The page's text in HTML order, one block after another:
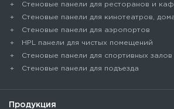
Стеновые панели для ресторанов и
Стеновые панели для кинотеатров,
Стеновые панели для аэропортов
HPL панели для чистых помещений
Стеновые панели для спортивных залов
Стеновые панели для подъезда
Продукция